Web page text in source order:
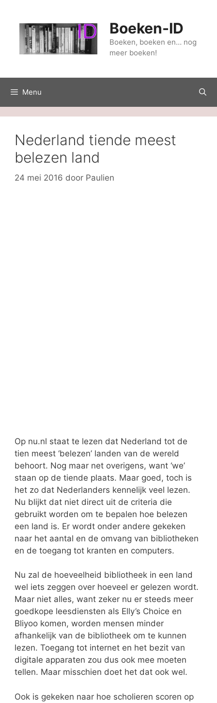
inhoud
Boeken-ID
Boeken, boeken en… nog
meer boeken!
Menu
Nederland tiende meest
belezen land
24 mei 2016 door Paulien
Op nu.nl staat te lezen dat Nederland tot de
tien meest ‘belezen’ landen van de wereld
behoort. Nog maar net overigens, want ‘we’
staan op de tiende plaats. Maar goed, toch is
het zo dat Nederlanders kennelijk veel lezen.
Nu blijkt dat niet direct uit de criteria die
gebruikt worden om te bepalen hoe belezen
een land is. Er wordt onder andere gekeken
naar het aantal en de omvang van bibliotheken
en de toegang tot kranten en computers.
Nu zal de hoeveelheid bibliotheek in een land
wel iets zeggen over hoeveel er gelezen wordt.
Maar niet alles, want zeker nu er steeds meer
goedkope leesdiensten als Elly’s Choice en
Bliyoo komen, worden mensen minder
afhankelijk van de bibliotheek om te kunnen
lezen. Toegang tot internet en het bezit van
digitale apparaten zou dus ook mee moeten
tellen. Maar misschien doet het dat ook wel.
Ook is gekeken naar hoe scholieren scoren op